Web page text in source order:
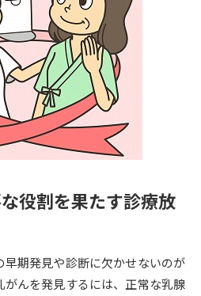
請求
大学院の資料請求
大学入学共通テスト「受験案
内」の請求
高等学校卒業程度認定試験
小学校教員資格認定試験
役割を果たす診療放
期発見や診断に欠かせないのが
んを発見するには、正常な乳腺